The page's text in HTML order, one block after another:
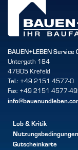
BAUEN+LEBEN Service
Untergath 184
47805 Krefeld
Tel.: +49 2151 4577-0
Fax: +49 2151 4577-
Lob & Kritik
Nutzungsbedingungen
Gutscheinkarte